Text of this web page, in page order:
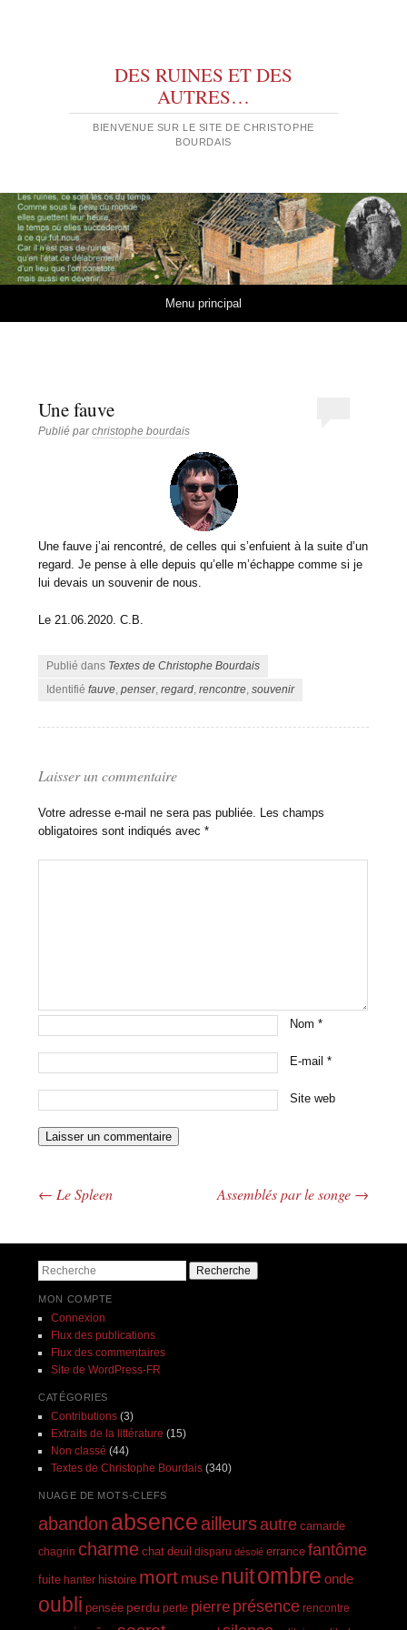
DES RUINES ET DES
AUTRES…
BIENVENUE SUR LE SITE DE CHRISTOPHE
BOURDAIS
Menu principal
Une fauve
Publié parchristophe bourdais
Une fauve j’ai rencontré, de celles qui s’enfuient à la suite d’un
regard. Je pense à elle depuis qu’elle m’échappe comme si je
lui devais un souvenir de nous.
Le 21.06.2020. C.B.
Publié dans Textes de Christophe Bourdais
Identifiéfauve,penser,regard,rencontre,souvenir
Laisser un commentaire
Votre adresse e-mail ne sera pas publiée.
Les champs
obligatoires sont indiqués avec*
Nom*
E-mail*
Site web
Navigation des articles
← Le Spleen Assemblés par le songe →
Recherche
MON COMPTE
Connexion
Flux des publications
Flux des commentaires
Site de WordPress-FR
CATÉGORIES
Contributions(3)
Extraits de la littérature (15)
Non classé (44)
Textes de Christophe Bourdais(340)
NUAGE DE MOTS-CLEFS
abandon absence ailleursautre camarde
chagrin charme chat deuil disparu désolé errance fantôme
fuite hanter histoire mort muse nuitombre onde
oubli pensée perdu perte pierre présence rencontre